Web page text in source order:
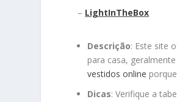
– LightInTheBox
Descrição: Este site
para casa,
vestidos online
Dicas: Verifique a